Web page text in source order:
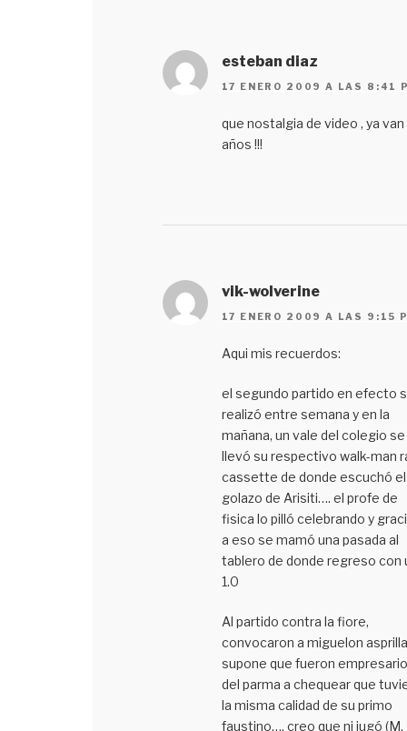
esteban diaz
17 ENERO 2009 A LAS 8:41
que nostalgia de video , ya van
años !!!
vik-wolverine
17 ENERO 2009 A LAS 9:15
Aqui mis recuerdos:
el segundo partido en efecto
realizó entre semana y en la
mañana, un vale del colegio se
llevó su respectivo walk-man
cassette de donde escuchó el
golazo de Arisiti…. el profe de
fisica lo pilló celebrando y
a eso se mamó una pasada al
tablero de donde regreso con
1.0
Al partido contra la fiore,
convocaron a miguelon
supone que fueron
del parma a chequear que
la misma calidad de su primo
faustino…. creo que ni jugó (M.